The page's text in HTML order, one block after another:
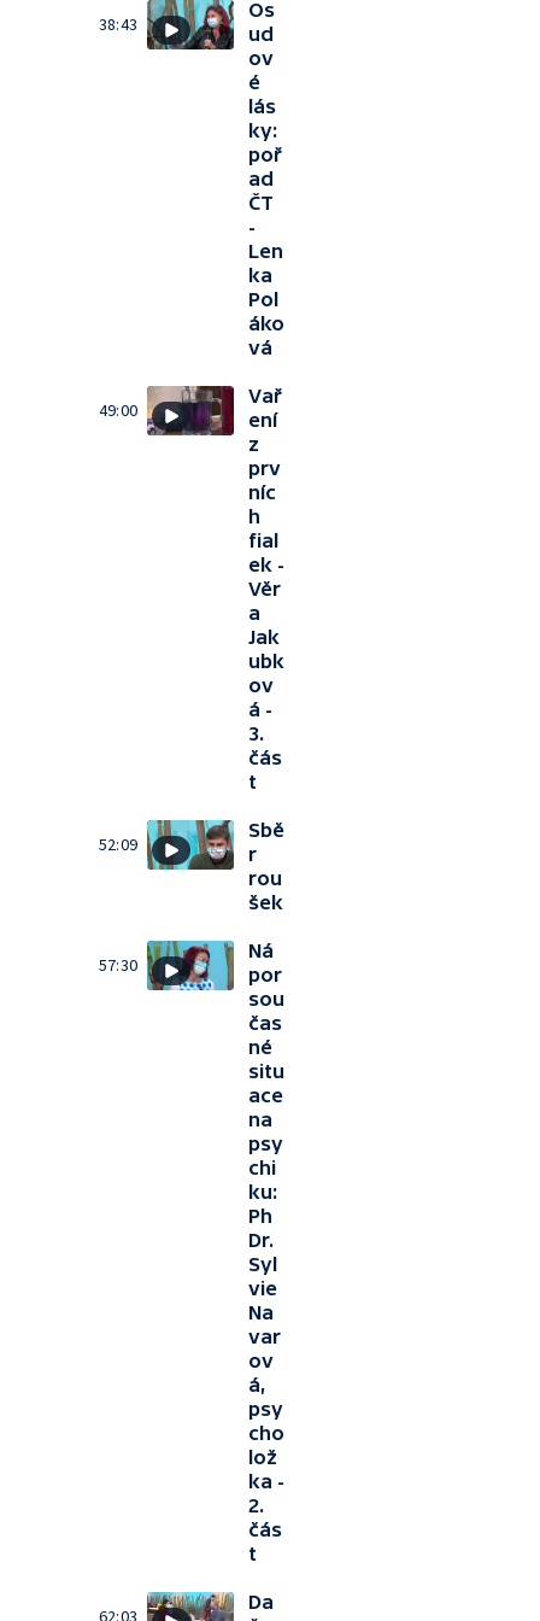
38:43
Os
ud
ov
é
lás
ky:
poř
ad
ČT
-
Len
ka
Pol
áko
vá
49:00
Vař
ení
z
prv
níc
h
fial
ek -
Věr
a
Jak
ubk
ov
á -
3.
čás
t
52:09
Sbě
r
rou
šek
57:30
Ná
por
sou
čas
né
situ
ace
na
psy
chi
ku:
Ph
Dr.
Syl
vie
Na
var
ov
á,
psy
cho
lož
ka -
2.
čás
t
62:03
Da